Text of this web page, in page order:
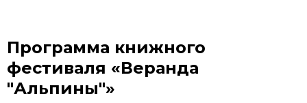
Программа книжного
фестиваля «Веранда
"Альпины"»